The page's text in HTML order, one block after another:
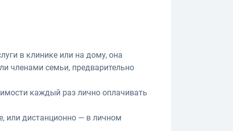
в клинике или на дому, она
членами семьи, предварительно
каждый раз лично оплачивать
или дистанционно — в личном